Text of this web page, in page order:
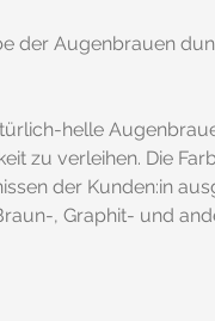
der Augenbrauen
helle
zu verleihen. Die
der Kunden:in
, Graphit- und